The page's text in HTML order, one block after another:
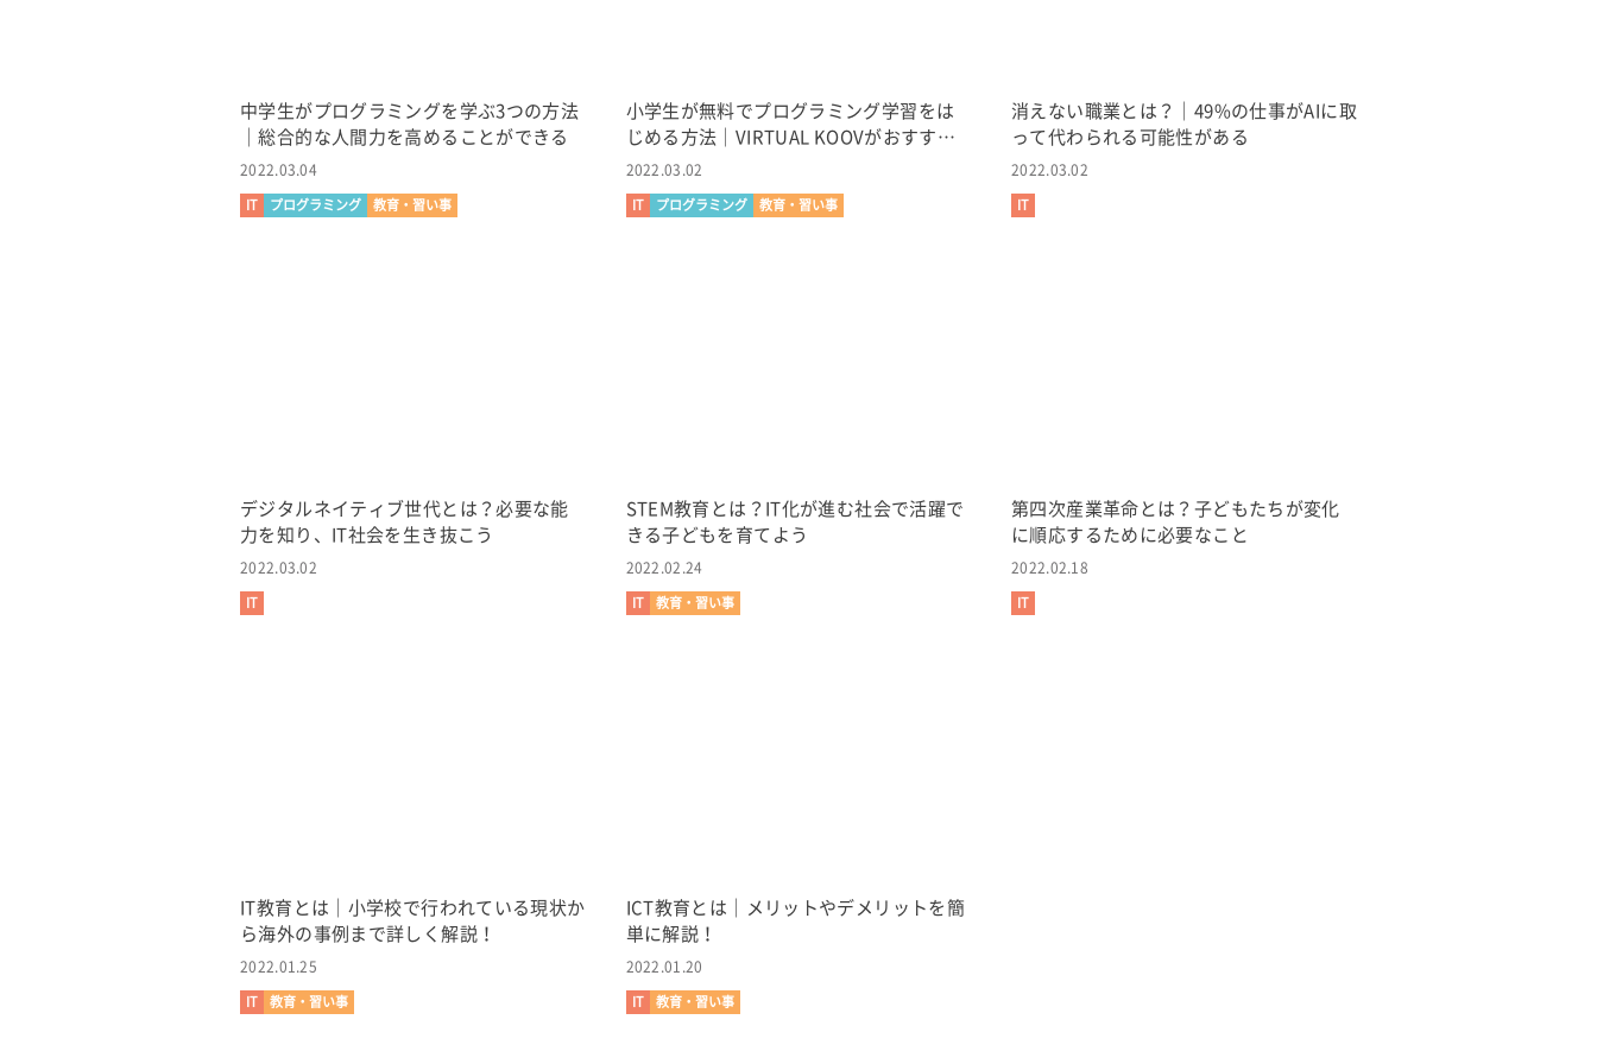
中学生がプログラミングを学ぶ3つの方法
｜総合的な人間力を高めることができる
2022.03.04
IT プログラミング 教育・習い事
小学生が無料でプログラミング学習をは
じめる方法｜VIRTUAL KOOVがおすす
め！
2022.03.02
IT プログラミング 教育・習い事
消えない職業とは？｜49%の仕事がAIに取
って代わられる可能性がある
2022.03.02
IT
デジタルネイティブ世代とは？必要な能
力を知り、IT社会を生き抜こう
2022.03.02
IT
STEM教育とは？IT化が進む社会で活躍で
きる子どもを育てよう
2022.02.24
IT 教育・習い事
第四次産業革命とは？子どもたちが変化
に順応するために必要なこと
2022.02.18
IT
IT教育とは｜小学校で行われている現状か
ら海外の事例まで詳しく解説！
2022.01.25
IT 教育・習い事
ICT教育とは｜メリットやデメリットを簡
単に解説！
2022.01.20
IT 教育・習い事